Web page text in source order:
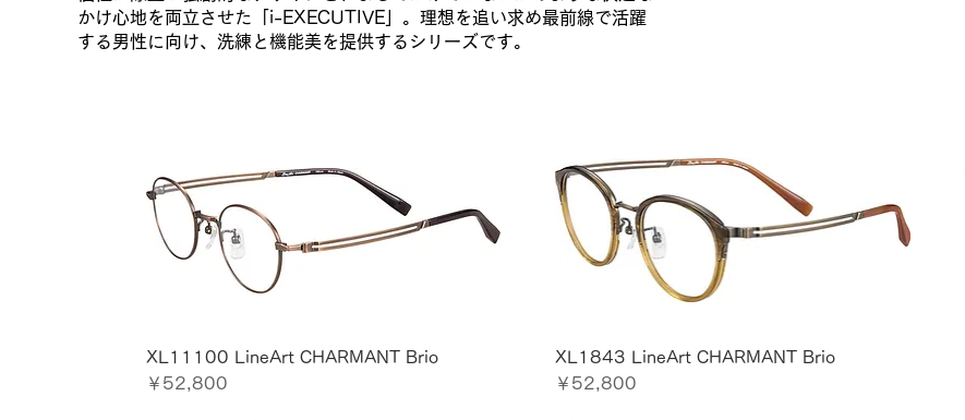
かけ心地を両立させた「i-EXECUTIVE」。理想を追い求め最前線で活躍
する男性に向け、洗練と機能美を提供するシリーズです。
XL11100 LineArt CHARMANT Brio
価格
￥52,800
XL1843 LineArt CHARMANT Brio
価格
￥52,800